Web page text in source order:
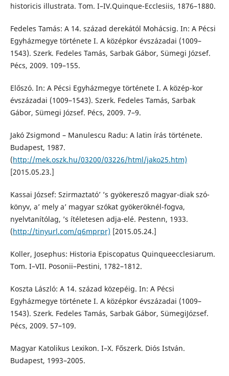
historicis illustrata. Tom. I–IV.Quinque-Ecclesiis, 1876–1880.
Fedeles Tamás: A 14. század derekától Mohácsig. In: A Pécsi
Egyházmegye története I. A középkor évszázadai (1009–
1543). Szerk. Fedeles Tamás, Sarbak Gábor, Sümegi József.
Pécs, 2009. 109–155.
Előszó. In: A Pécsi Egyházmegye története I. A közép-kor
évszázadai (1009–1543). Szerk. Fedeles Tamás, Sarbak
Gábor, Sümegi József. Pécs, 2009. 7–9.
Jakó Zsigmond – Manulescu Radu: A latin írás története.
Budapest, 1987.
(http://mek.oszk.hu/03200/03226/html/jako25.htm)
[2015.05.23.]
Kassai József: Szirmaztató’ ’s gyökeresző magyar-diak szó-
könyv, a’ mely a’ magyar szókat gyökeröknél-fogva,
nyelvtanítólag, ’s ítéletesen adja-elé. Pestenn, 1933.
(http://tinyurl.com/q6mprpr) [2015.05.24.]
Koller, Josephus: Historia Episcopatus Quinqueecclesiarum.
Tom. I–VII. Posonii–Pestini, 1782–1812.
Koszta László: A 14. század közepéig. In: A Pécsi
Egyházmegye története I. A középkor évszázadai (1009–
1543). Szerk. Fedeles Tamás, Sarbak Gábor, SümegiJózsef.
Pécs, 2009. 57–109.
Magyar Katolikus Lexikon. I–X. Főszerk. Diós István.
Budapest, 1993–2005.